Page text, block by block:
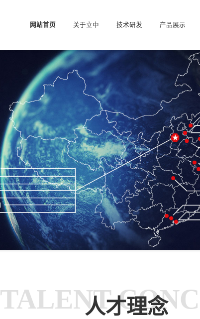
网站首页 关于立中 技术研发 产品展示
TALENT人才理念